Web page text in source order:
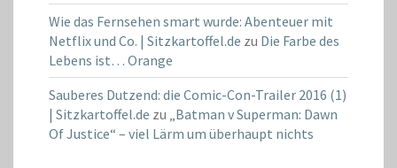
Wie das Fernsehen smart wurde: Abenteuer mit
Netflix und Co. | Sitzkartoffel.de zu Die Farbe des
Lebens ist… Orange
Sauberes Dutzend: die Comic-Con-Trailer 2016 (1)
| Sitzkartoffel.de zu „Batman v Superman: Dawn
Of Justice“ – viel Lärm um überhaupt nichts